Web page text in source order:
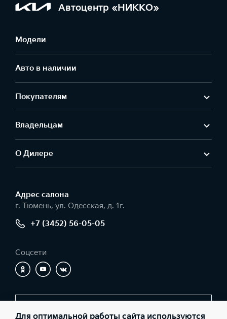
Автоцентр «НИККО»
Модели
Авто в наличии
Покупателям
Владельцам
О Дилере
Адрес салонa
г. Тюмень, ул. Одесская, д. 1г.
+7 (3452) 56-05-05
Соцсети
Для оптимальной работы сайта используются